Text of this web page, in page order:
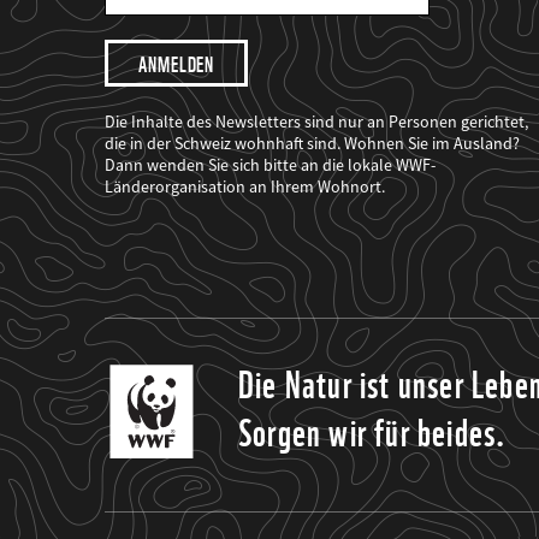
Mail
Adresse
Ich
möchte,
dass
der
WWF
mich
über
seine
Projekte
informiert.
Die Inhalte des Newsletters sind nur an Personen gerichtet,
die in der Schweiz wohnhaft sind. Wohnen Sie im Ausland?
Dann wenden Sie sich bitte an die lokale WWF-
Länderorganisation an Ihrem Wohnort.
Die Natur ist unser
Sorgen wir für beides.